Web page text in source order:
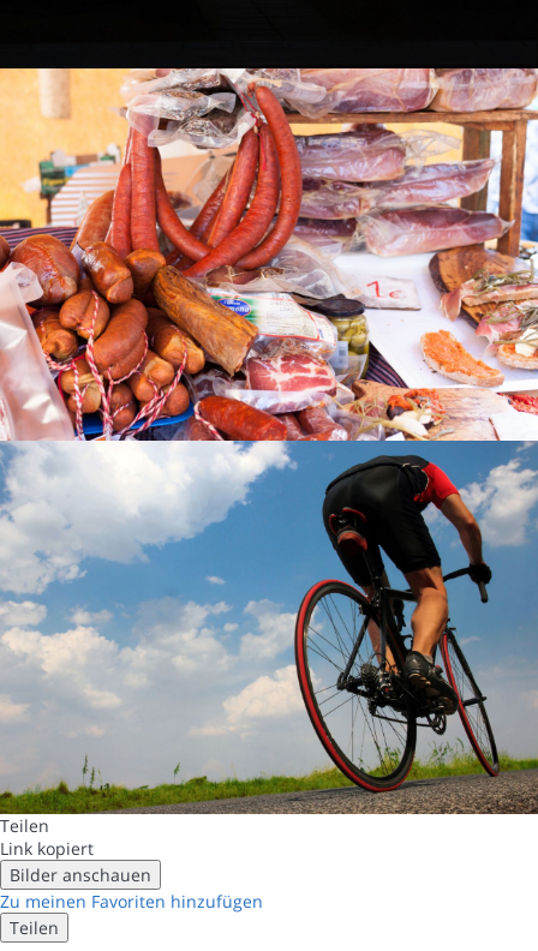
Teilen
Link kopiert
Bilder anschauen
Zu meinen Favoriten hinzufügen
Teilen